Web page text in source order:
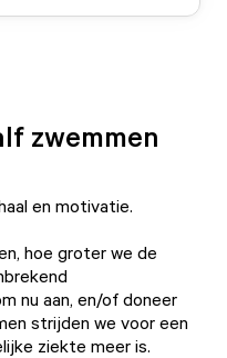
zwemmen
en motivatie.
hoe groter we de
nu aan, en/of doneer
strijden we voor een
ziekte meer is.